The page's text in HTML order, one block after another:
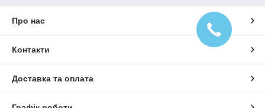
Про нас
Контакти
Доставка та оплата